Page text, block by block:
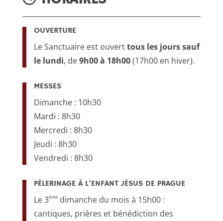
OUVERTURE
Le Sanctuaire est ouverttous les jours sauf
le lundi, de9h00 à 18h00(17h00 en hiver).
MESSES
Dimanche : 10h30
Mardi : 8h30
Mercredi : 8h30
Jeudi : 8h30
Vendredi : 8h30
PÈLERINAGE À L’ENFANT JÉSUS DE PRAGUE
Le 3èmedimanche du mois à 15h00 :
cantiques, prières et bénédiction des